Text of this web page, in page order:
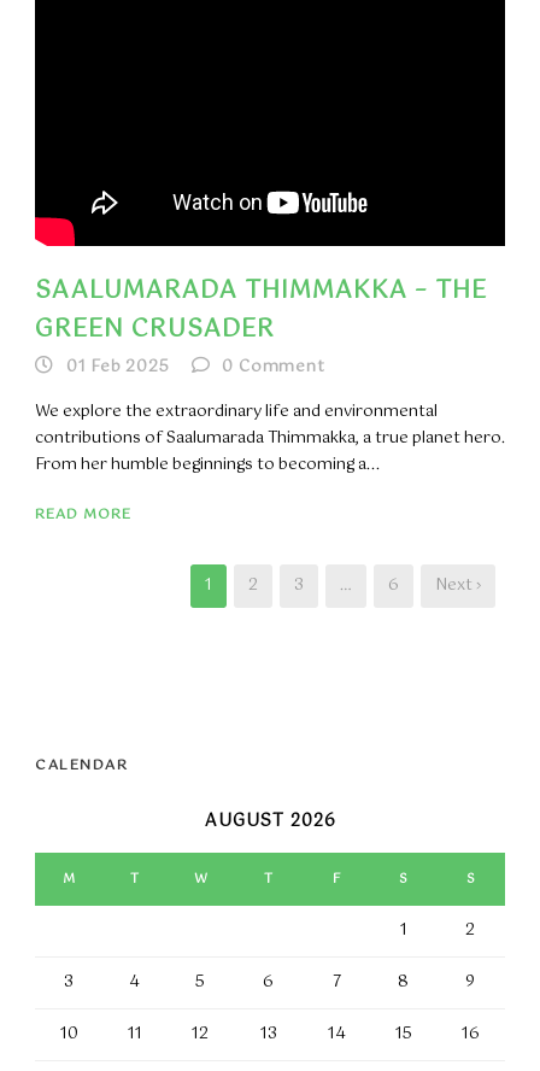
SAALUMARADA THIMMAKKA – THE
GREEN CRUSADER
01 Feb 2025 0 Comment
We explore the extraordinary life and environmental
contributions of Saalumarada Thimmakka, a true planet hero.
From her humble beginnings to becoming a...
READ MORE
1 2 3 … 6 Next ›
CALENDAR
AUGUST 2026
M T W T F S S
1 2
3 4 5 6 7 8 9
10 11 12 13 14 15 16